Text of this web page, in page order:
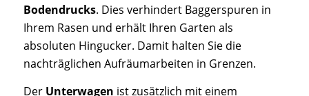
Bodendrucks. Dies verhindert Baggerspuren in
Ihrem Rasen und erhält Ihren Garten als
absoluten Hingucker. Damit halten Sie die
nachträglichen Aufräumarbeiten in Grenzen.
Der Unterwagen ist zusätzlich mit einem